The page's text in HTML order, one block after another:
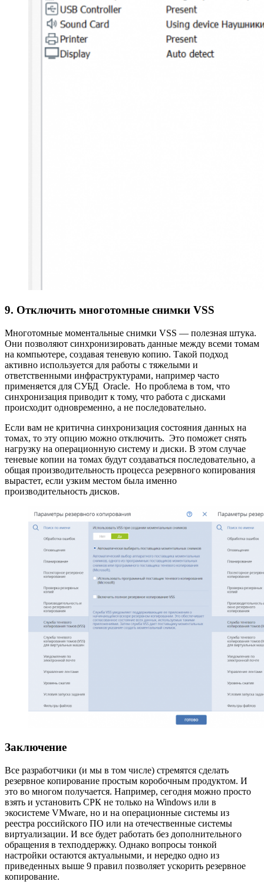
9. Отключить многотомные снимки VSS
Многотомные моментальные снимки VSS — полезная штука.
Они позволяют синхронизировать данные между всеми томам
на компьютере, создавая теневую копию. Такой подход
активно используется для работы с тяжелыми и
ответственными инфраструктурами, например часто
применяется для СУБД Oracle. Но проблема в том, что
синхронизация приводит к тому, что работа с дисками
происходит одновременно, а не последовательно.
Если вам не критична синхронизация состояния данных на
томах, то эту опцию можно отключить. Это поможет снять
нагрузку на операционную систему и диски. В этом случае
теневые копии на томах будут создаваться последовательно, а
общая производительность процесса резервного копирования
вырастет, если узким местом была именно
производительность дисков.
Заключение
Все разработчики (и мы в том числе) стремятся сделать
резервное копирование простым коробочным продуктом. И
это во многом получается. Например, сегодня можно просто
взять и установить СРК не только на Windows или в
экосистеме VMware, но и на операционные системы из
реестра российского ПО или на отечественные системы
виртуализации. И все будет работать без дополнительного
обращения в техподдержку. Однако вопросы тонкой
настройки остаются актуальными, и нередко одно из
приведенных выше 9 правил позволяет ускорить резервное
копирование.